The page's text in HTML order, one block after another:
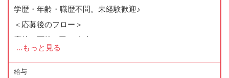
の相談も気軽にしてください♪
プライベートも充実させながら働けます。
学歴・年齢・職歴不問。未経験歓迎♪
＜応募後のフロー＞
応募→面接(1回)→内定
※面接時に履歴書(写真貼付)を持参下さい
※内定は面接から3日以内以内にご連絡致します
... もっと見る
給与